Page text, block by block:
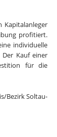
Kapitalanleger
profitiert.
individuelle
Kauf einer
für die
Bezirk Soltau-